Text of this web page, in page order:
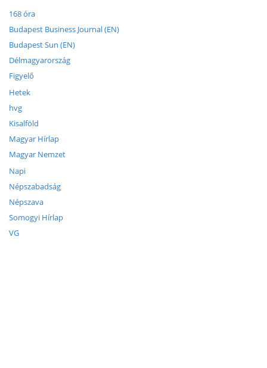
168 óra
Budapest Business Journal (EN)
Budapest Sun (EN)
Délmagyarország
Figyelő
Hetek
hvg
Kisalföld
Magyar Hírlap
Magyar Nemzet
Napi
Népszabadság
Népszava
Somogyi Hírlap
VG